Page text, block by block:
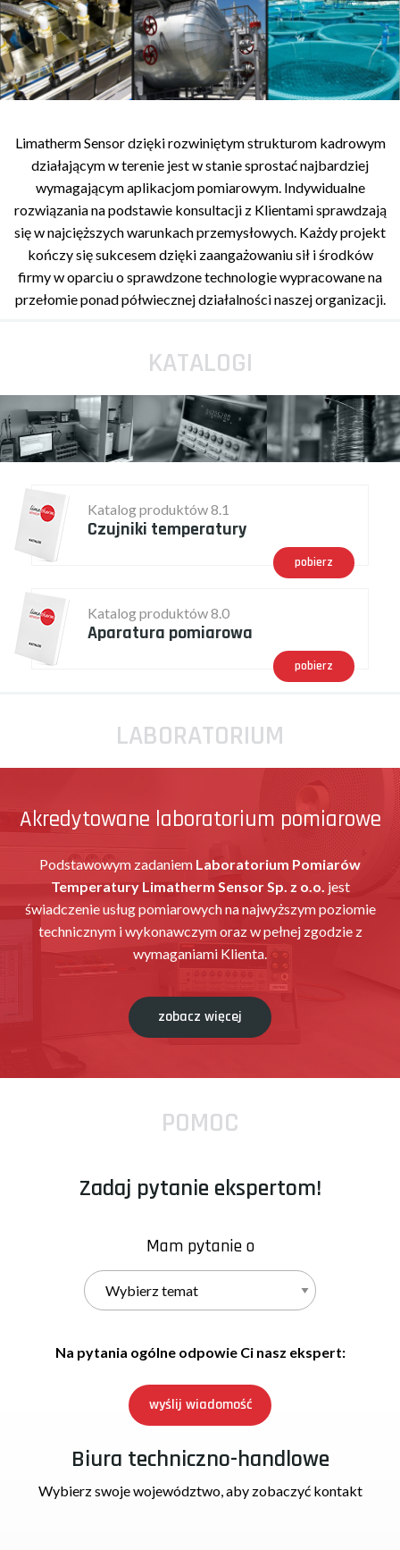
Limatherm Sensor dzięki rozwiniętym strukturom kadrowym
działającym w terenie jest w stanie sprostać najbardziej
wymagającym aplikacjom pomiarowym. Indywidualne
rozwiązania na podstawie konsultacji z Klientami sprawdzają
się w najcięższych warunkach przemysłowych. Każdy projekt
kończy się sukcesem dzięki zaangażowaniu sił i środków
firmy w oparciu o sprawdzone technologie wypracowane na
przełomie ponad półwiecznej działalności naszej organizacji.
KATALOGI
Katalog produktów 8.1
Czujniki temperatury
pobierz
Katalog produktów 8.0
Aparatura pomiarowa
pobierz
LABORATORIUM
Akredytowane laboratorium pomiarowe
Podstawowym zadaniem Laboratorium Pomiarów
Temperatury Limatherm Sensor Sp. z o.o. jest
świadczenie usług pomiarowych na najwyższym poziomie
technicznym i wykonawczym oraz w pełnej zgodzie z
wymaganiami Klienta.
zobacz więcej
POMOC
Zadaj pytanie ekspertom!
Mam pytanie o
Na pytania ogólne odpowie Ci nasz ekspert:
wyślij wiadomość
Biura techniczno-handlowe
Wybierz swoje województwo, aby zobaczyć kontakt